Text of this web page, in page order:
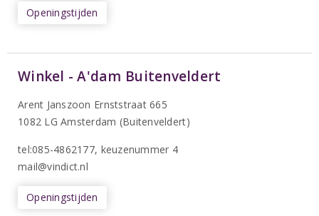
Openingstijden
Winkel - A'dam Buitenveldert
Arent Janszoon Ernststraat 665
1082 LG Amsterdam (Buitenveldert)
tel:085-4862177, keuzenummer 4
mail@vindict.nl
Openingstijden